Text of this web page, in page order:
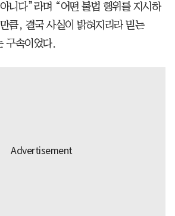
니다”라며 “어떤 불법 행위를 지시하
큼, 결국 사실이 밝혀지리라 믿는
구속이었다.